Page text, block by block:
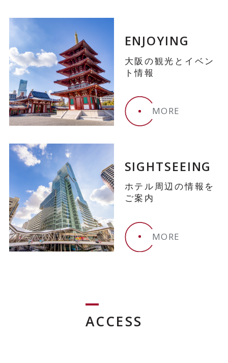
ENJOYING
大阪の観光とイベン
ト情報
MORE
SIGHTSEEING
ホテル周辺の情報を
ご案内
MORE
ACCESS